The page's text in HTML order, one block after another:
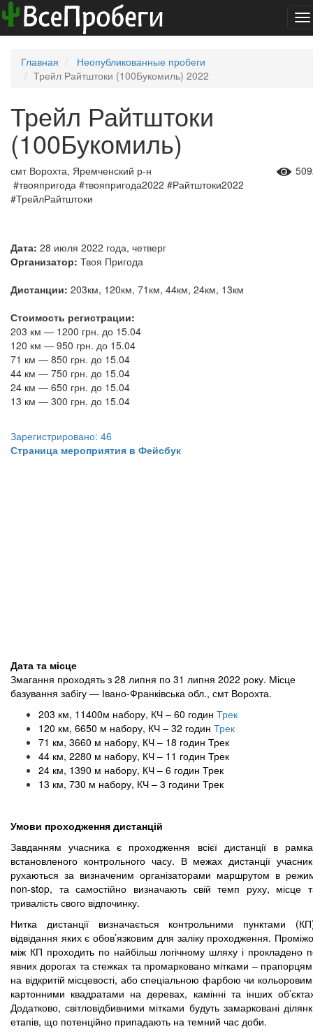
Главная
Неопубликованные пробеги
Трейл Райтштоки (100Букомиль) 2022
Трейл Райтштоки
(100Букомиль)
смт Ворохта, Яремченский р-н
#твояпригода #твояпригода2022 #Райтштоки2022
#ТрейлРайтштоки
Дата: 28 июля 2022 года, четверг
Организатор: Твоя Пригода
Дистанции: 203км, 120км, 71км, 44км, 24км, 13км
Стоимость регистрации:
203 км — 1200 грн. до 15.04
120 км — 950 грн. до 15.04
71 км — 850 грн. до 15.04
44 км — 750 грн. до 15.04
​24 км — 650 грн. до 15.04
13 км — 300 грн. до 15.04
Зарегистрировано: 46
Страница мероприятия в Фейсбук
Дата та місце
Змагання проходять з 28 липня по 31 липня 2022 року. Місце
базування забігу — Івано-Франківська обл., смт Ворохта.
203 км, 11400м набору, КЧ – 60 годин Трек
120 км, 6650 м набору, КЧ – 32 годин Трек
71 км, 3660 м набору, КЧ – 18 годин Трек
44 км, 2280 м набору, КЧ – 11 годин Трек
24 км, 1390 м набору, КЧ – 6 годин Трек
13 км, 730 м набору, КЧ – 3 години Трек
Умови проходження дистанцій
Завданням учасника є проходження всієї дистанції в
встановленого контрольного часу. В межах дистанції
рухаються за визначеним організаторами маршрутом в
non-stop, та самостійно визначають свій темп руху, місце
тривалість свого відпочинку.
Нитка дистанції визначається контрольними пунктами
відвідання яких є обов’язковим для заліку проходження.
між КП проходить по найбільш логічному шляху і прокладено
явних дорогах та стежках та промарковано мітками –
на відкритій місцевості, або спеціальною фарбою чи
картонними квадратами на деревах, камінні та інших
Додатково, світловідбивними мітками будуть замарковані
етапів, що потенційно припадають на темний час доби.